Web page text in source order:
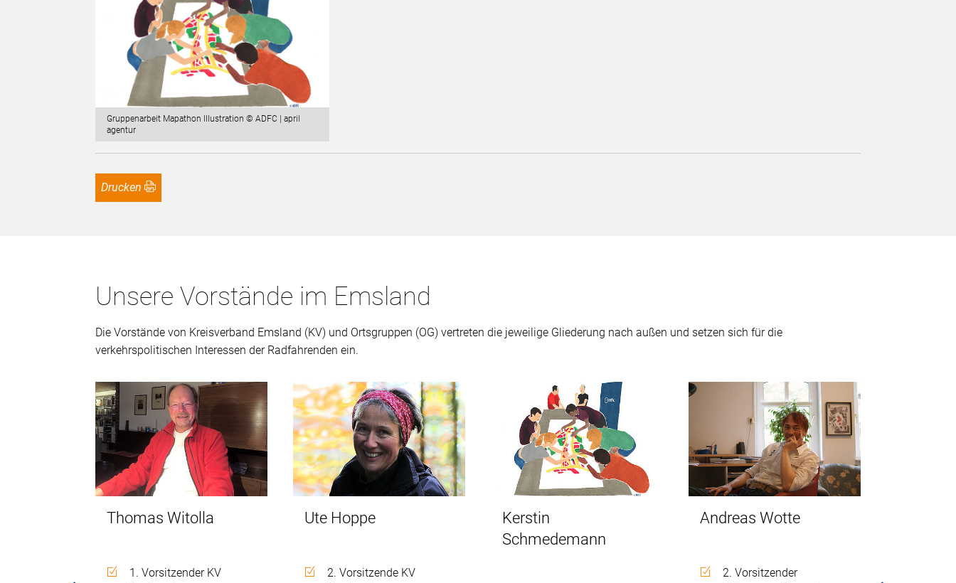
Gruppenarbeit Mapathon Illustration © ADFC | april
agentur
Drucken
Unsere Vorstände im Emsland
Die Vorstände von Kreisverband Emsland (KV) und Ortsgruppen (OG) vertreten die jeweilige Gliederung nach außen und setzen sich für die
verkehrspolitischen Interessen der Radfahrenden ein.
Thomas Witolla
1. Vorsitzender KV
Ute Hoppe
2. Vorsitzende KV
Kerstin
Schmedemann
Andreas Wotte
2. Vorsitzender